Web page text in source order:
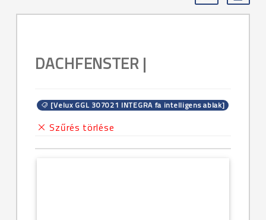
DACHFENSTER |
[Velux GGL 307021 INTEGRA fa intelligens ablak]
Szűrés törlése